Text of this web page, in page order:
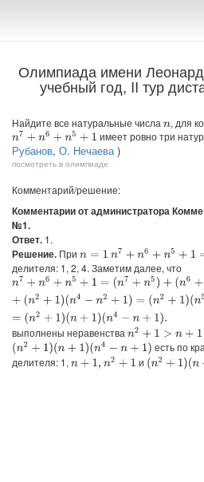
Олимпиада имени
учебный год, II тур
Найдите все натуральные числа n, для
n7 +n6+n 5+1 имеет ровно три
Рубанов, О. Нечаева)
посмотреть в олимпиаде
Комментарий/решение:
Комментарии от администратора
№1.
Ответ. 1.
Решение. При n=1 n7+n6+n 5+1=4.
делителя: 1, 2, 4. Заметим далее, что
n7 +n6+n 5+1=( n7+n 5)+ (n6+1)=n5( n2 +1)+ (n
выполнены неравенства n2 +1>n +1 >1
(n2+ 1) n+1)( n4 −n+1)
есть по
делителя: 1, n+1, n2 +1 и (n2+ 1) n+1).